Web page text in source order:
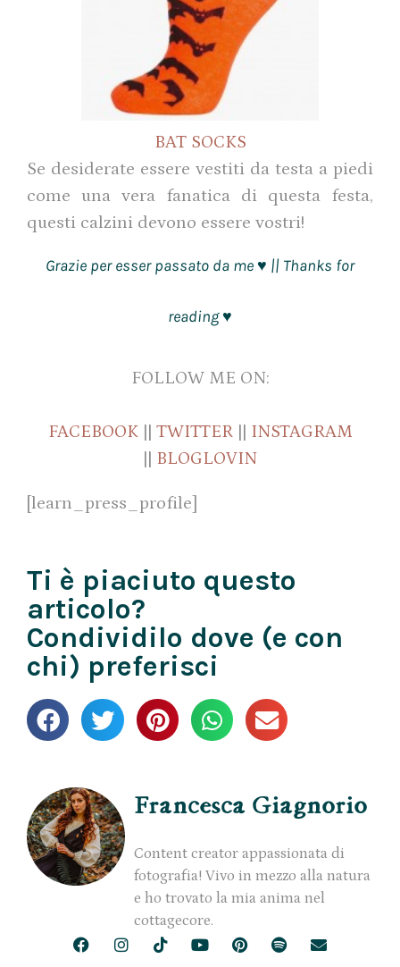
BAT SOCKS
Se desiderate essere vestiti da testa a piedi
come una vera fanatica di questa festa,
questi calzini devono essere vostri!
Grazie per esser passato da me ♥ || Thanks for
reading ♥
FOLLOW ME ON:
FACEBOOK|| TWITTER|| INSTAGRAM
BLOGLOVIN
[learn_press_profile]
Ti è piaciuto questo
articolo?
Condividilo dove (e con
chi) preferisci
Francesca Giagnorio
Content creator appassionata di
fotografia! Vivo in mezzo alla natura
e ho trovato la mia anima nel
cottagecore.